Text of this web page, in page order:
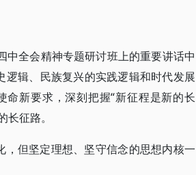
全会精神专题研讨班上的重要讲话中
逻辑、民族复兴的实践逻辑和时代发展
新要求，深刻把握“新征程是新的长
征路。
，但坚定理想、坚守信念的思想内核一